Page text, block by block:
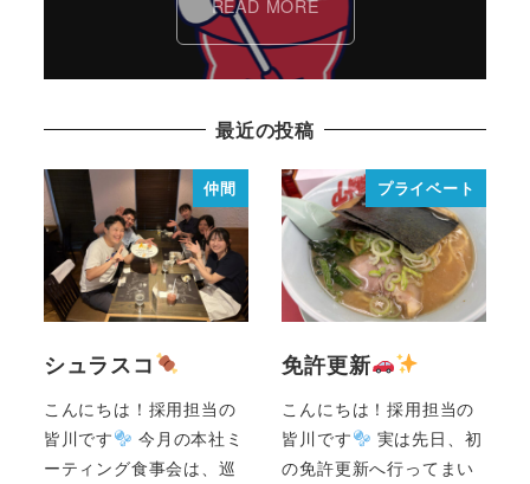
READ MORE
最近の投稿
仲間
シュラスコ
こんにちは！採用担当の
皆川です
今月の本社ミ
ーティング食事会は、巡
プライベート
免許更新
こんにちは！採用担当の
皆川です
実は先日、初
の免許更新へ行ってまい